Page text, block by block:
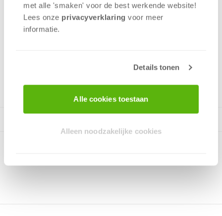
met alle 'smaken' voor de best werkende website​!
Lees onze privacyverklaring voor meer
informatie.
Details tonen
Alle cookies toestaan
Alleen noodzakelijke cookies
Minipuzzel met een afbeelding uit de serie Mickey Mouse en
zijn vrienden in een prettig klein doosje die gemakkelijk past
in een rugzak en op de plank met speelgoed.De Puzzel is